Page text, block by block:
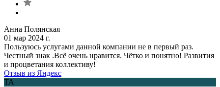
Анна Полянская
01 мар 2024 г.
Пользуюсь услугами данной компании не в первый раз.
Честный знак .Всё очень нравится. Чётко и понятно! Развития
и процветания коллективу!
Отзыв из Яндекс
ТА